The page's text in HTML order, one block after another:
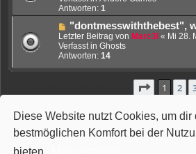
Diese Website nutzt Cookies, um dir
bestmöglichen Komfort bei der
t
r
a
g
e
r
B
e
i
t
Antworten: 1
N
e
u
e
i
r
a
g
"dontmesswiththebest",
Letzter Beitrag von Marc3l « Mi 28.
Verfasst in Ghosts
Antworten: 14
Seite 1
1 2
Portal Foren-Übersicht